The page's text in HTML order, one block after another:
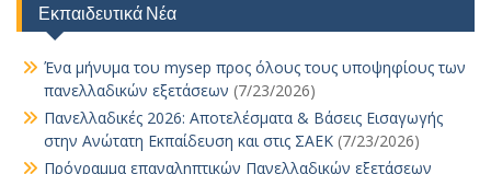
Εκπαιδευτικά Νέα
Ένα μήνυμα του mysep προς όλους τους υποψηφίους των
πανελλαδικών εξετάσεων (7/23/2026)
Πανελλαδικές 2026: Αποτελέσματα & Βάσεις Εισαγωγής
στην Ανώτατη Εκπαίδευση και στις ΣΑΕΚ (7/23/2026)
Πρόγραμμα επαναληπτικών Πανελλαδικών εξετάσεων